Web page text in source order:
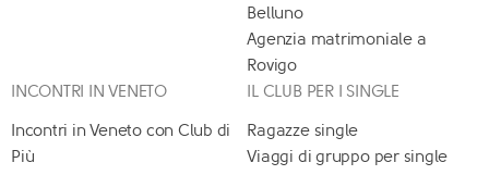
Belluno
Agenzia matrimoniale a
Rovigo
INCONTRI IN VENETO
Incontri in Veneto con Club di
Più
IL CLUB PER I SINGLE
Ragazze single
Viaggi di gruppo per single